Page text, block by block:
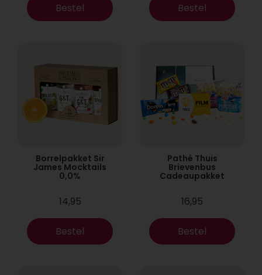
Bestel Bestel
Borrelpakket Sir
James Mocktails
0,0%
14,95
Bestel
Pathé Thuis
Brievenbus
Cadeaupakket
16,95
Bestel